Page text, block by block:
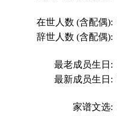
在世人数 (含配偶):
辞世人数 (含配偶):
最老成员生日:
最新成员生日:
家谱文选: